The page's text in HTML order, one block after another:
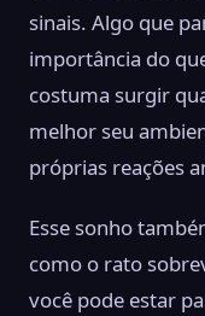
sinais. Algo que
importância do
costuma surgir
melhor seu
próprias reações
Esse sonho
como o rato
você pode estar